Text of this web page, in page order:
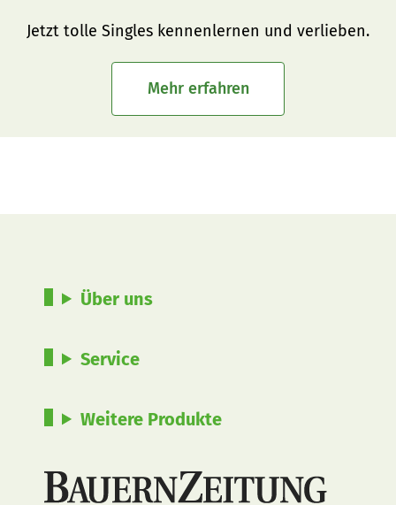
Jetzt tolle Singles kennenlernen und verlieben.
Mehr erfahren
Über uns
Service
Weitere Produkte